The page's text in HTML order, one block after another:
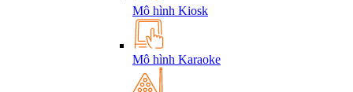
Mô hình Kiosk
Mô hình Karaoke